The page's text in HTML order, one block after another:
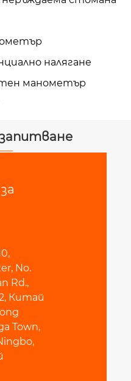
налягане
манометър
No.
Rd.,
Китай
Town,